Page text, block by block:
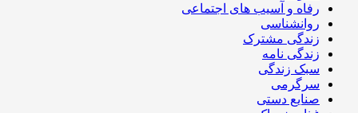
رفاه و آسیب های اجتماعی
روانشناسی
زندگی مشترک
زندگی نامه
سبک زندگی
سرگرمی
صنایع دستی